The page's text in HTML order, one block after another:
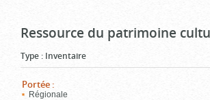
Ressource du patrimoine
Type : Inventaire
Portée :
Régionale